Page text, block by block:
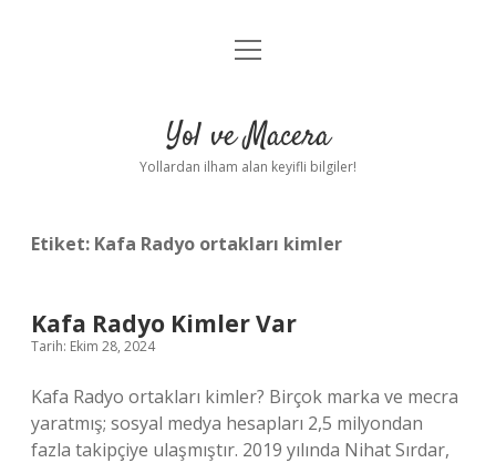
Anasayfa
Yasal Uyarı
menüyü
Yol ve Macera
Yollardan ilham alan keyifli bilgiler!
Etiket: Kafa Radyo ortakları kimler
Kafa Radyo Kimler Var
Tarih: Ekim 28, 2024
Kafa Radyo ortakları kimler? Birçok marka ve mecra
yaratmış; sosyal medya hesapları 2,5 milyondan
fazla takipçiye ulaşmıştır. 2019 yılında Nihat Sırdar,